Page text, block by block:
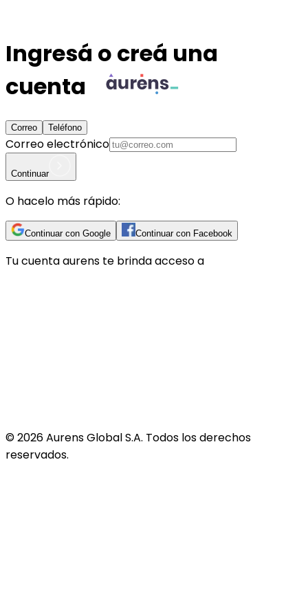
Ingresá o creá una
cuenta
Correo Teléfono
Correo electrónico
Continuar
O hacelo más rápido:
Continuar con Google Continuar con Facebook
Tu cuentaaurens te brinda acceso a
©2026Aurens Global S.A. Todos los derechos
reservados.